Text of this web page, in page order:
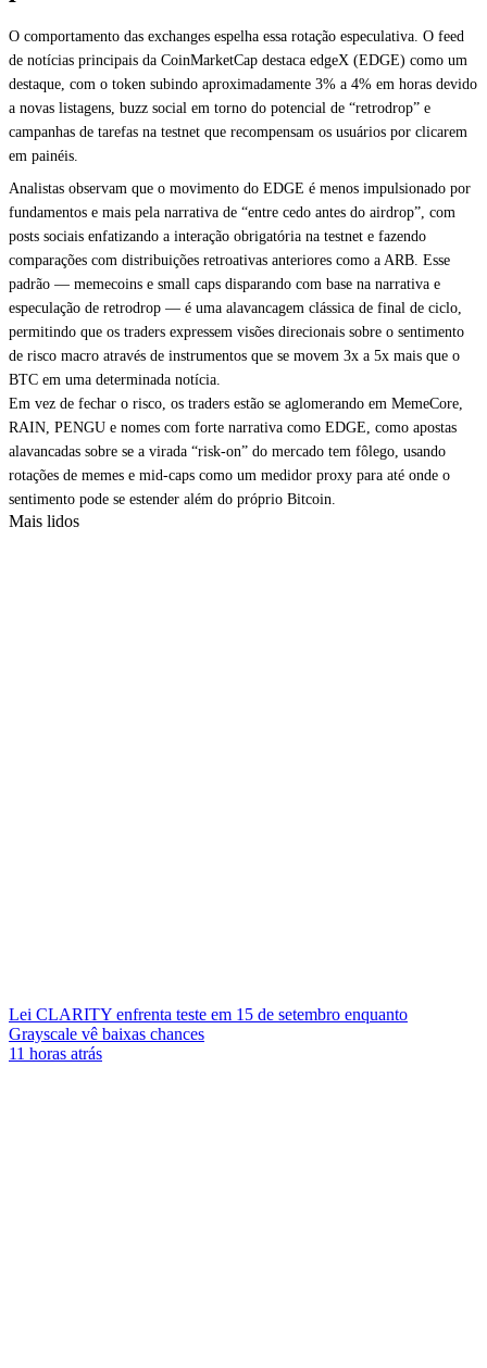
O comportamento das exchanges espelha essa rotação especulativa. O feed
de notícias principais da CoinMarketCap destaca edgeX (EDGE) como um
destaque, com o token subindo aproximadamente 3% a 4% em horas devido
a novas listagens, buzz social em torno do potencial de “retrodrop” e
campanhas de tarefas na testnet que recompensam os usuários por clicarem
em painéis.
Analistas observam que o movimento do EDGE é menos impulsionado por
fundamentos e mais pela narrativa de “entre cedo antes do airdrop”, com
posts sociais enfatizando a interação obrigatória na testnet e fazendo
comparações com distribuições retroativas anteriores como a ARB. Esse
padrão — memecoins e small caps disparando com base na narrativa e
especulação de retrodrop — é uma alavancagem clássica de final de ciclo,
permitindo que os traders expressem visões direcionais sobre o sentimento
de risco macro através de instrumentos que se movem 3x a 5x mais que o
BTC em uma determinada notícia.
Em vez de fechar o risco, os traders estão se aglomerando em MemeCore,
RAIN, PENGU e nomes com forte narrativa como EDGE, como apostas
alavancadas sobre se a virada “risk-on” do mercado tem fôlego, usando
rotações de memes e mid-caps como um medidor proxy para até onde o
sentimento pode se estender além do próprio Bitcoin.
Mais lidos
Lei CLARITY enfrenta teste em 15 de setembro enquanto
Grayscale vê baixas chances
11 horas atrás